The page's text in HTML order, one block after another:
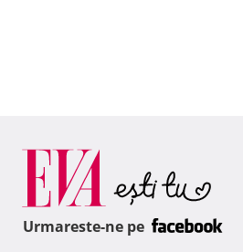
Urmareste-ne pe